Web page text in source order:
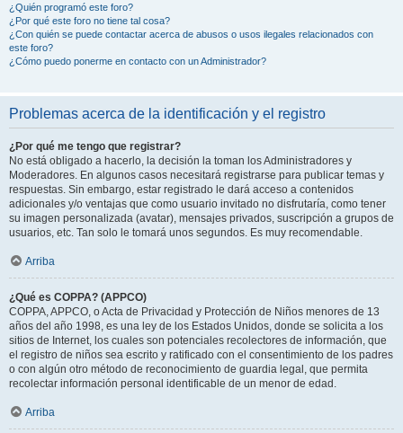
¿Quién programó este foro?
¿Por qué este foro no tiene tal cosa?
¿Con quién se puede contactar acerca de abusos o usos ilegales relacionados con
este foro?
¿Cómo puedo ponerme en contacto con un Administrador?
Problemas acerca de la identificación y el registro
¿Por qué me tengo que registrar?
No está obligado a hacerlo, la decisión la toman los Administradores y
Moderadores. En algunos casos necesitará registrarse para publicar temas y
respuestas. Sin embargo, estar registrado le dará acceso a contenidos
adicionales y/o ventajas que como usuario invitado no disfrutaría, como tener
su imagen personalizada (avatar), mensajes privados, suscripción a grupos de
usuarios, etc. Tan solo le tomará unos segundos. Es muy recomendable.
Arriba
¿Qué es COPPA? (APPCO)
COPPA, APPCO, o Acta de Privacidad y Protección de Niños menores de 13
años del año 1998, es una ley de los Estados Unidos, donde se solicita a los
sitios de Internet, los cuales son potenciales recolectores de información, que
el registro de niños sea escrito y ratificado con el consentimiento de los padres
o con algún otro método de reconocimiento de guardia legal, que permita
recolectar información personal identificable de un menor de edad.
Arriba